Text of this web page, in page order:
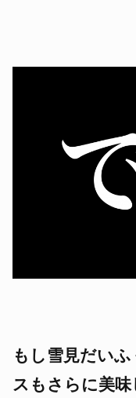
もし雪見だい
スもさらに美